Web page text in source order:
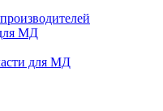
МД
для МД